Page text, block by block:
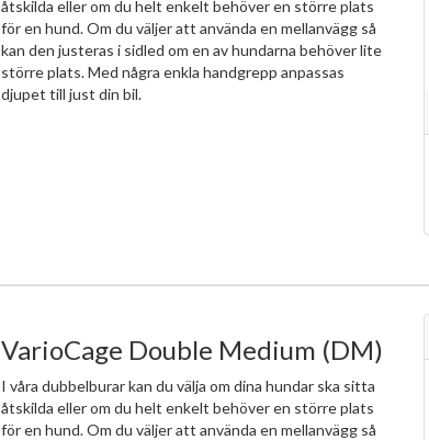
åtskilda eller om du helt enkelt behöver en större plats
för en hund. Om du väljer att använda en mellanvägg så
kan den justeras i sidled om en av hundarna behöver lite
större plats. Med några enkla handgrepp anpassas
djupet till just din bil.
VarioCage Double Medium (DM)
I våra dubbelburar kan du välja om dina hundar ska sitta
åtskilda eller om du helt enkelt behöver en större plats
för en hund. Om du väljer att använda en mellanvägg så